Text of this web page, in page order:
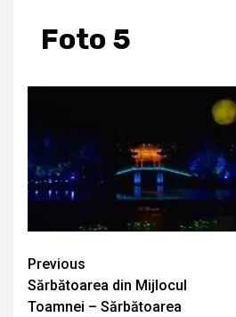
Foto 5
Continue
Reading
Previous
Sărbătoarea din Mijlocul
Toamnei – Sărbătoarea